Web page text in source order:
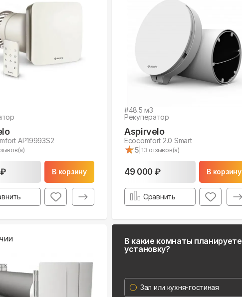
AP19993S2
В корзину
#48.5 м3
Рекуператор
Aspirvelo
Ecocomfort 2.0 Smart
★
★5 13 отзывов(а)
49 000 ₽ В корзину
Сравнить
В какие комнаты планируете
установку?
Зал или кухня-гостиная